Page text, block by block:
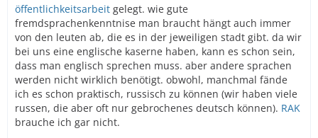
öffentlichkeitsarbeit gelegt. wie gute
fremdsprachenkenntnise man braucht hängt auch immer
von den leuten ab, die es in der jeweiligen stadt gibt. da wir
bei uns eine englische kaserne haben, kann es schon sein,
dass man englisch sprechen muss. aber andere sprachen
werden nicht wirklich benötigt. obwohl, manchmal fände
ich es schon praktisch, russisch zu können (wir haben viele
russen, die aber oft nur gebrochenes deutsch können). RAK
brauche ich gar nicht.